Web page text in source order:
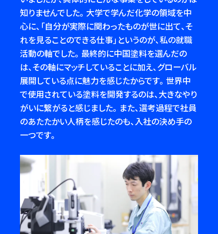
知りませんでした。大学で学んだ化学の領域を中
心に、「自分が実際に関わったものが世に出て、そ
れを見ることのできる仕事」というのが、私の就職
活動の軸でした。最終的に中国塗料を選んだの
は、その軸にマッチしていることに加え、グローバル
展開している点に魅力を感じたからです。世界中
で使用されている塗料を開発するのは、大きなやり
がいに繋がると感じました。また、選考過程で社員
のあたたかい人柄を感じたのも、入社の決め手の
一つです。